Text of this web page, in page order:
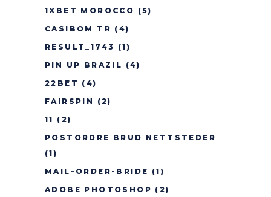
1XBET MOROCCO (5)
CASIBOM TR (4)
RESULT_1743 (1)
PIN UP BRAZIL (4)
22BET (4)
FAIRSPIN
(2)
11 (2)
POSTORDRE BRUD NETTSTEDER
(1)
MAIL-ORDER-BRIDE (1)
ADOBE PHOTOSHOP (2)